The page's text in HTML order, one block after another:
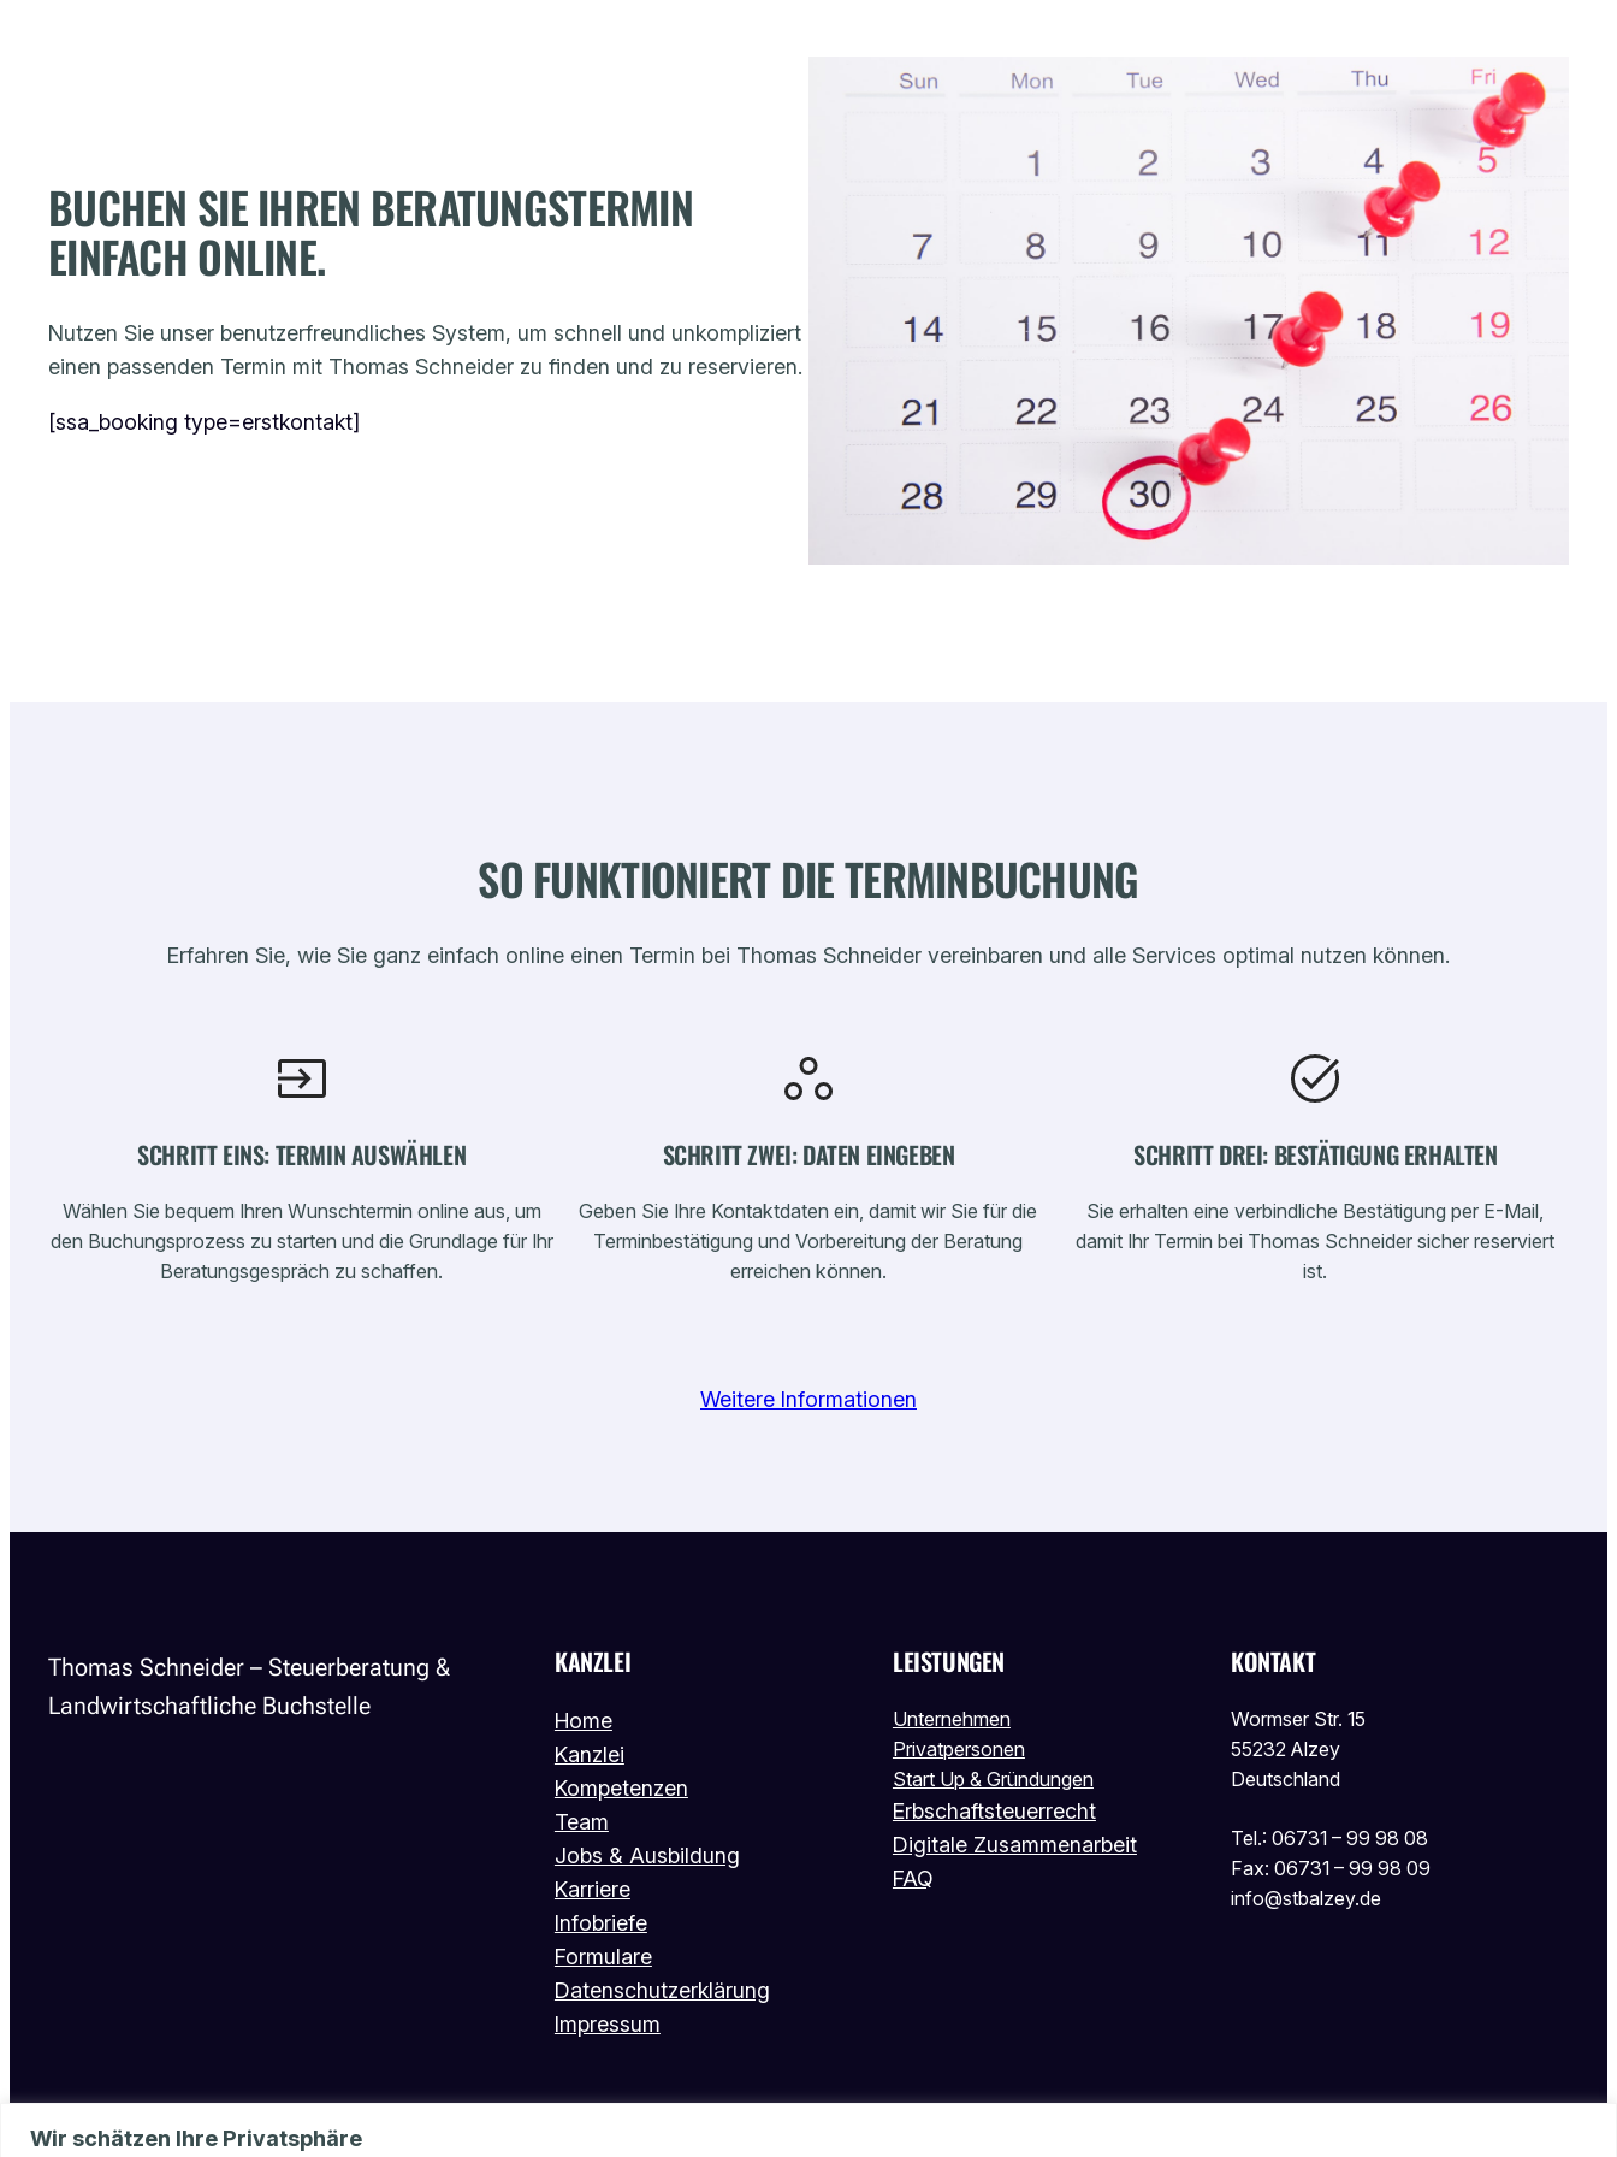
Wir schätzen Ihre Privatsphäre
BUCHEN SIE IHREN BERATUNGSTERMIN
EINFACH ONLINE.
Nutzen Sie unser benutzerfreundliches System, um schnell und unkompliziert
einen passenden Termin mit Thomas Schneider zu finden und zu reservieren.
[ssa_booking type=erstkontakt]
SO FUNKTIONIERT DIE TERMINBUCHUNG
Erfahren Sie, wie Sie ganz einfach online einen Termin bei Thomas Schneider vereinbaren und alle Services optimal nutzen können.
SCHRITT EINS: TERMIN AUSWÄHLEN
Wählen Sie bequem Ihren Wunschtermin online aus, um
den Buchungsprozess zu starten und die Grundlage für Ihr
Beratungsgespräch zu schaffen.
SCHRITT ZWEI: DATEN EINGEBEN
Geben Sie Ihre Kontaktdaten ein, damit wir Sie für die
Terminbestätigung und Vorbereitung der Beratung
erreichen können.
SCHRITT DREI: BESTÄTIGUNG ERHALTEN
Sie erhalten eine verbindliche Bestätigung per E-Mail,
damit Ihr Termin bei Thomas Schneider sicher reserviert
ist.
Weitere Informationen
Thomas Schneider – Steuerberatung &
Landwirtschaftliche Buchstelle
KANZLEI
Home
Kanzlei
Kompetenzen
Team
Jobs & Ausbildung
Karriere
Infobriefe
Formulare
Datenschutzerklärung
Impressum
LEISTUNGEN
Unternehmen
Privatpersonen
Start Up & Gründungen
Erbschaftsteuerrecht
Digitale Zusammenarbeit
FAQ
KONTAKT
Wormser Str. 15
55232 Alzey
Deutschland
Tel.: 06731 – 99 98 08
Fax: 06731 – 99 98 09
info@stbalzey.de